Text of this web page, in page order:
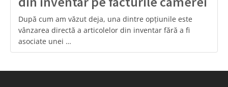
După cum am văzut deja, una dintre opțiunile este
vânzarea directă a articolelor din inventar fără a fi
asociate unei …